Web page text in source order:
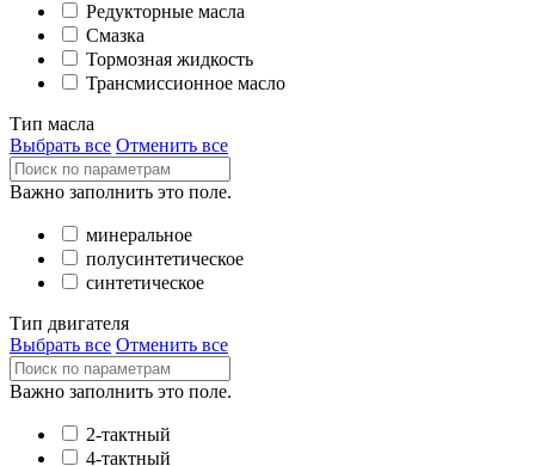
Редукторные масла
Смазка
Тормозная жидкость
Трансмиссионное масло
Тип масла
Выбрать все Отменить все
Важно заполнить это поле.
минеральное
полусинтетическое
синтетическое
Тип двигателя
Выбрать все Отменить все
Важно заполнить это поле.
2-тактный
4-тактный